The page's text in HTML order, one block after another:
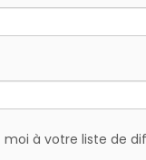
moi à votre liste de